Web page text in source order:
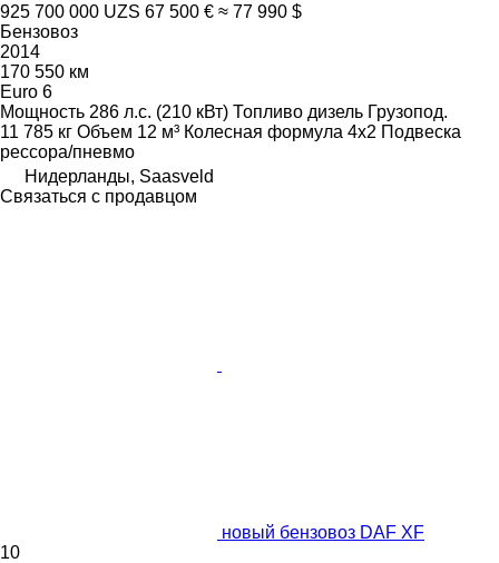
925 700 000 UZS 67 500 € ≈ 77 990 $
Бензовоз
2014
170 550 км
Euro 6
Мощность 286 л.с. (210 кВт) Топливо дизель Грузопод.
11 785 кг Объем 12 м³ Колесная формула 4x2 Подвеска
рессора/пневмо
Нидерланды, Saasveld
Связаться с продавцом
новый бензовоз DAF XF
10